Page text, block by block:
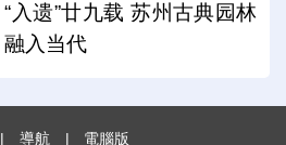
“入遗”廿九载 苏州古典园林
融入当代
| 導航 | 電腦版